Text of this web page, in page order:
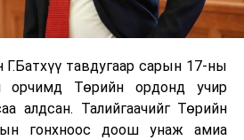
тавдугаар сарын 17-ны
орчимд Төрийн ордонд учир
алдсан. Талийгаачийг Төрийн
гонхноос доош унаж амиа